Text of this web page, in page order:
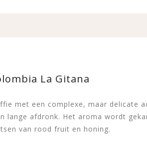
& fruit
La Gitana
met een complexe, maar delicate
lange afdronk. Het aroma wordt
van rood fruit en honing.